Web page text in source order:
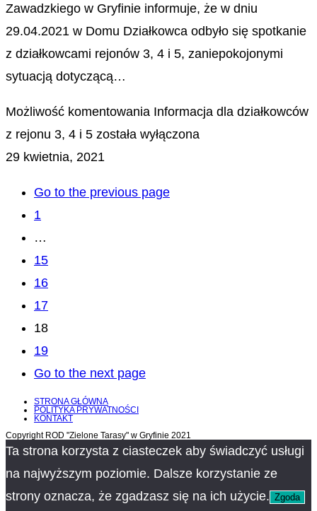
Zawadzkiego w Gryfinie informuje, że w dniu
29.04.2021 w Domu Działkowca odbyło się spotkanie
z działkowcami rejonów 3, 4 i 5, zaniepokojonymi
sytuacją dotyczącą…
Możliwość komentowania Informacja dla działkowców
z rejonu 3, 4 i 5 została wyłączona
29 kwietnia, 2021
Go to the previous page
1
…
15
16
17
18
19
Go to the next page
STRONA GŁÓWNA
POLITYKA PRYWATNOŚCI
KONTAKT
Copyright ROD "Zielone Tarasy" w Gryfinie 2021
Ta strona korzysta z ciasteczek aby świadczyć usługi
na najwyższym poziomie. Dalsze korzystanie ze
strony oznacza, że zgadzasz się na ich użycie. Zgoda